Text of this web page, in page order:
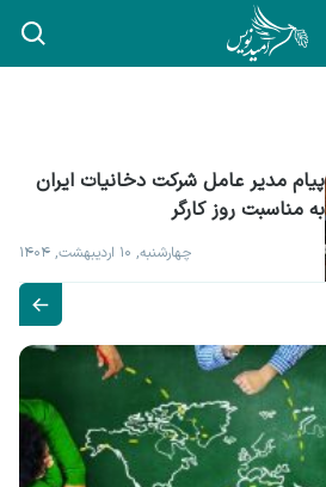
به مناسبت روز کارگر
چهارشنبه, ۱۰ اردیبهشت, ۱۴۰۴